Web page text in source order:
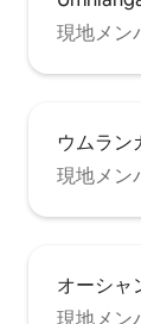
現地メン
ウムラン
現地メン
オーシャ
現地メン